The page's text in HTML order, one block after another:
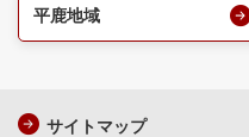
平鹿地域
サイトマップ